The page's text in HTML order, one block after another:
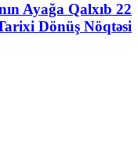
Ayağa Qalxıb
Dönüş Nöqtəsi